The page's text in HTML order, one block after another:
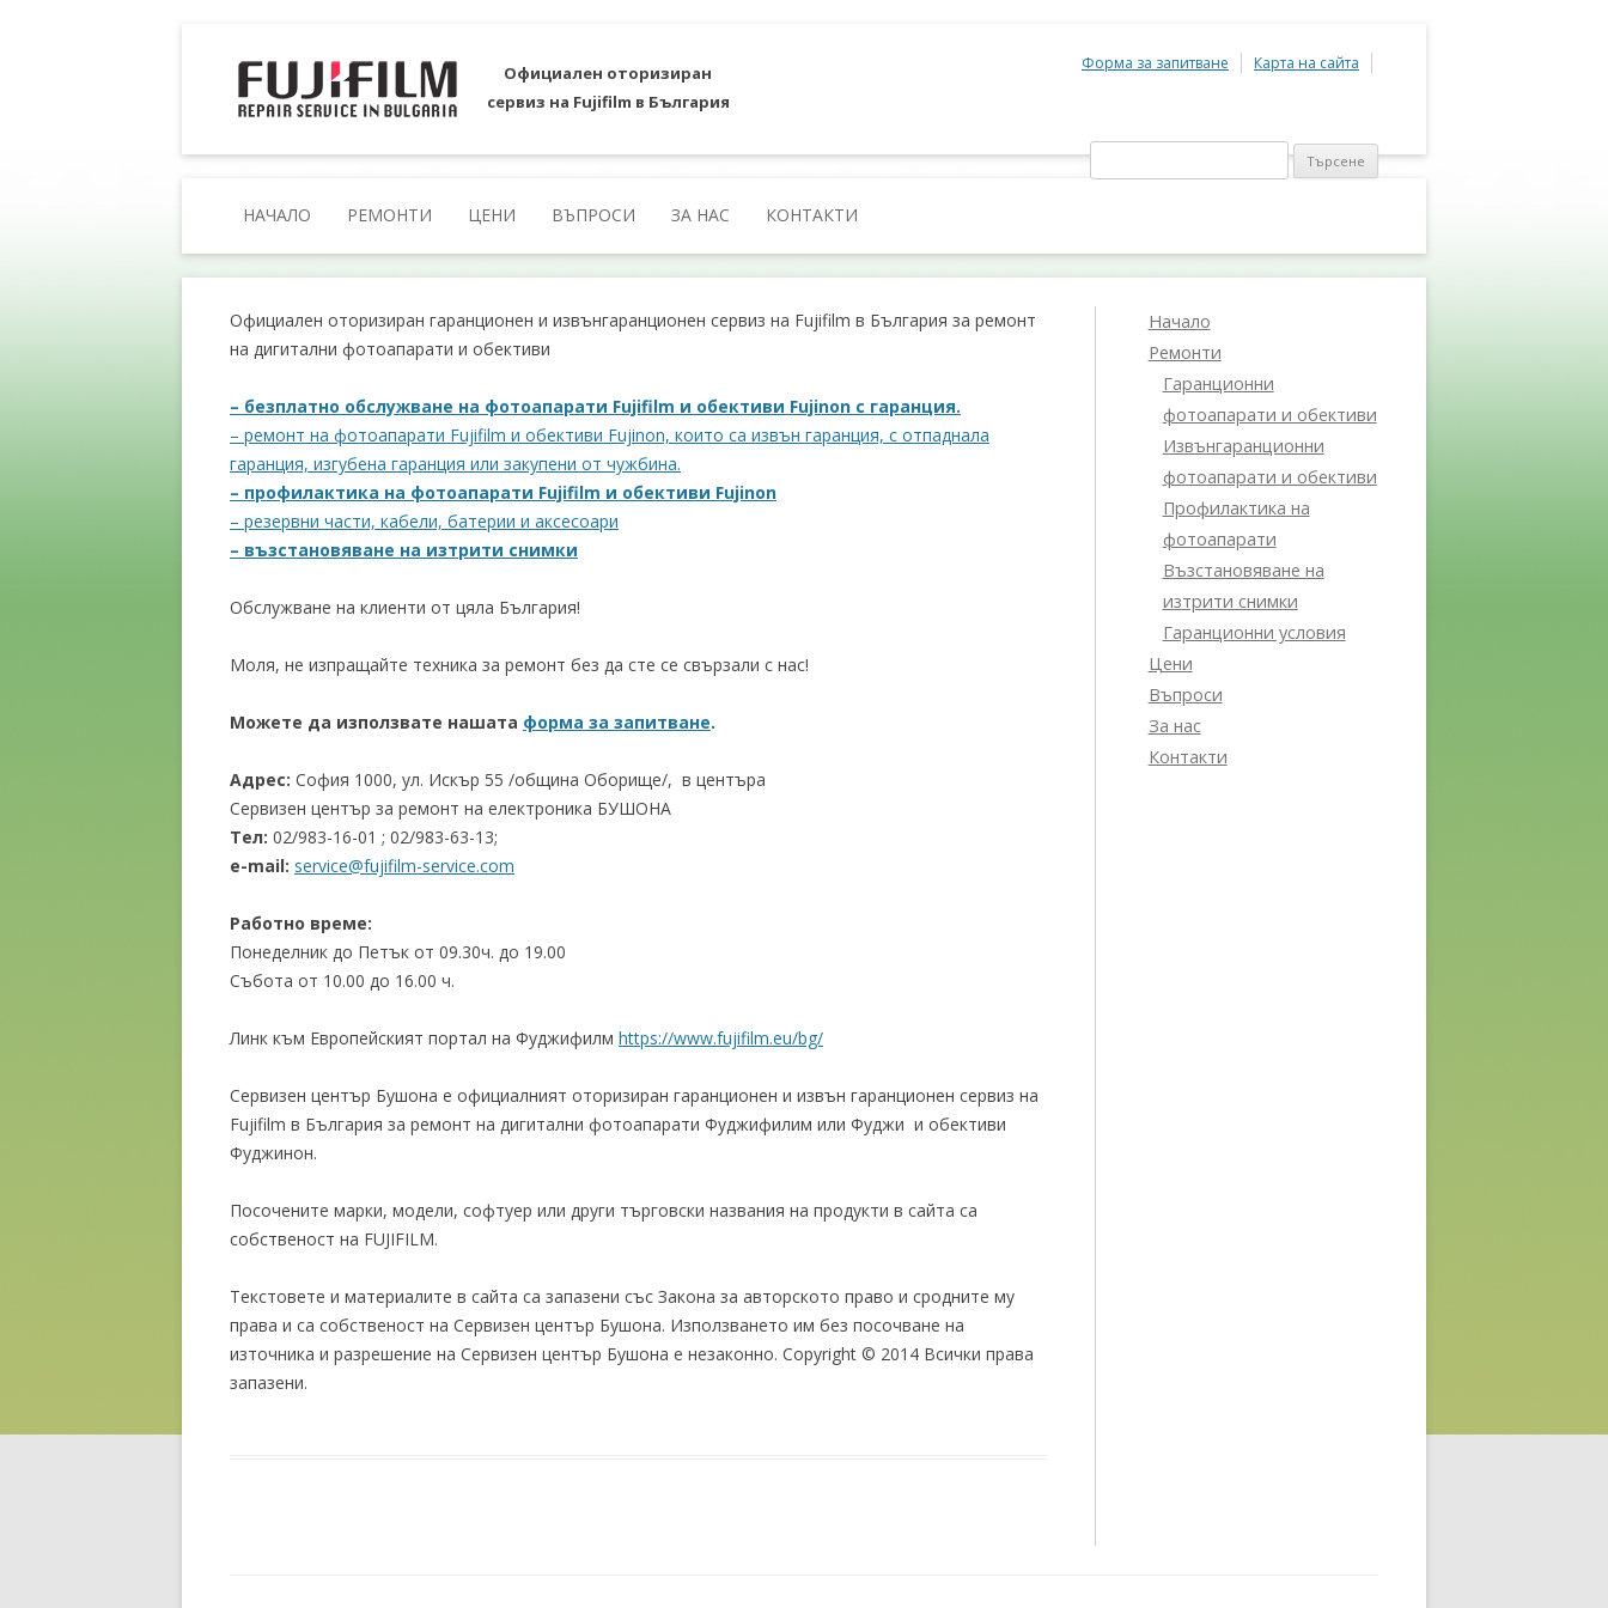
Официален оторизиран
сервиз на Fujifilm в България
Форма за запитване Карта на сайта
Търсене
НАЧАЛО РЕМОНТИ ЦЕНИ ВЪПРОСИ ЗА НАС КОНТАКТИ
Официален оторизиран гаранционен и извънгаранционен сервиз на Fujifilm в България за ремонт
на дигитални фотоапарати и обективи
– безплатно обслужване на фотоапарати Fujifilm и обективи Fujinon с гаранция.
– ремонт на фотоапарати Fujifilm и обективи Fujinon, които са извън гаранция, с отпаднала
гаранция, изгубена гаранция или закупени от чужбина.
– профилактика на фотоапарати Fujifilm и обективи Fujinon
– резервни части, кабели, батерии и аксесоари
– възстановяване на изтрити снимки
Обслужване на клиенти от цяла България!
Моля, не изпращайте техника за ремонт без да сте се свързали с нас!
Можете да използвате нашата форма за запитване.
Адрес: София 1000, ул. Искър 55 /община Оборище/, в центъра
Сервизен център за ремонт на електроника БУШОНА
Тел: 02/983-16-01 ; 02/983-63-13;
e-mail: service@fujifilm-service.com
Работно време:
Понеделник до Петък от 09.30ч. до 19.00
Събота от 10.00 до 16.00 ч.
Линк към Европейският портал на Фуджифилм https://www.fujifilm.eu/bg/
Сервизен център Бушона е официалният оторизиран гаранционен и извън гаранционен сервиз на
Fujifilm в България за ремонт на дигитални фотоапарати Фуджифилим или Фуджи и обективи
Фуджинон.
Посочените марки, модели, софтуер или други търговски названия на продукти в сайта са
собственост на FUJIFILM.
Текстовете и материалите в сайта са запазени със Закона за авторското право и сродните му
права и са собственост на Сервизен център Бушона. Използването им без посочване на
източника и разрешение на Сервизен център Бушона е незаконно. Copyright © 2014 Всички права
запазени.
Начало
Ремонти
Гаранционни
фотоапарати и обективи
Извънгаранционни
фотоапарати и обективи
Профилактика на
фотоапарати
Възстановяване на
изтрити снимки
Гаранционни условия
Цени
Въпроси
За нас
Контакти